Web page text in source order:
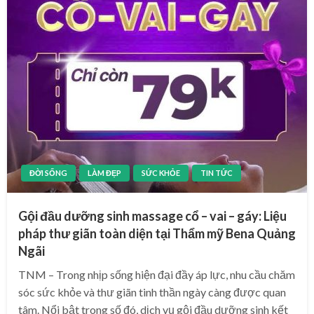
ĐỜI SỐNG LÀM ĐẸP SỨC KHỎE TIN TỨC
Gội đầu dưỡng sinh massage cổ – vai – gáy: Liệu
pháp thư giãn toàn diện tại Thẩm mỹ Bena Quảng
Ngãi
TNM – Trong nhịp sống hiện đại đầy áp lực, nhu cầu chăm
sóc sức khỏe và thư giãn tinh thần ngày càng được quan
tâm. Nổi bật trong số đó, dịch vụ gội đầu dưỡng sinh kết